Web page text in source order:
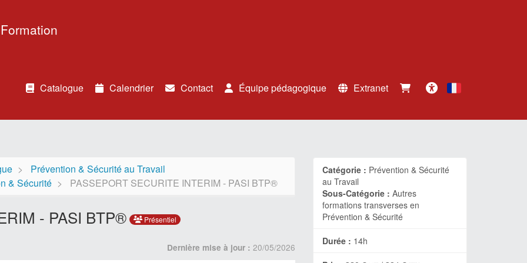
Catalogue Calendrier Contact Équipe pédagogique
Extranet
Français
Prévention & Sécurité au Travail
& Sécurité
PASSEPORT SECURITE INTERIM - PASI BTP®
- PASI BTP® Présentiel
Dernière mise à jour : 20/05/2026
Catégorie : Prévention & Sécurité
au Travail
Sous-Catégorie : Autres
formations transverses en
Prévention & Sécurité
Durée : 14h